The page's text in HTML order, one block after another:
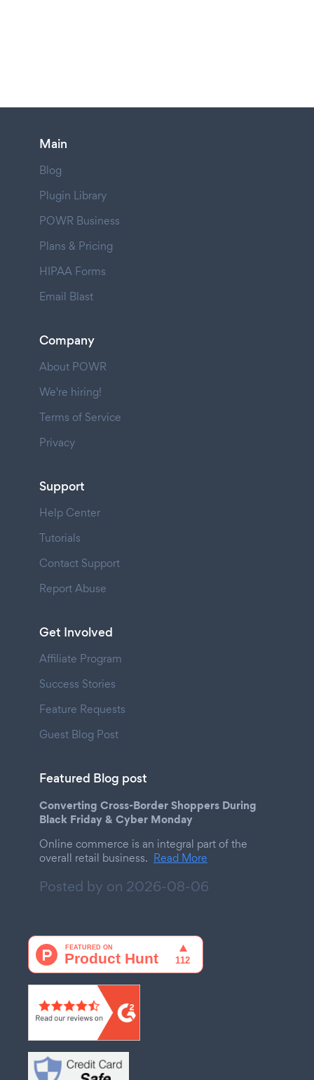
Main
Blog
Plugin Library
POWR Business
Plans & Pricing
HIPAA Forms
Email Blast
Company
About POWR
We're hiring!
Terms of Service
Privacy
Support
Help Center
Tutorials
Contact Support
Report Abuse
Get Involved
Affiliate Program
Success Stories
Feature Requests
Guest Blog Post
Featured Blog post
Converting Cross-Border Shoppers During
Black Friday & Cyber Monday
Online commerce is an integral part of the
overall retail business. Read More
Posted by on 2026-08-06